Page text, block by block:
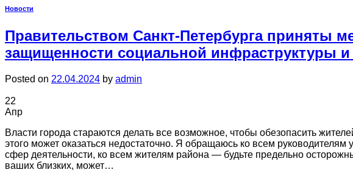
Новости
Правительством Санкт-Петербурга приняты
защищенности социальной инфраструктуры
Posted on 22.04.2024 by admin
22
Апр
Власти города стараются делать все возможное, чтобы обезопасить
этого может оказаться недостаточно. Я обращаюсь ко всем
сфер деятельности, ко всем жителям района — будьте предельно
ваших близких, может…